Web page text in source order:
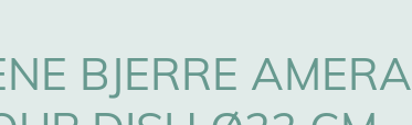
BJERRE AMERA